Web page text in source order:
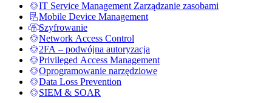
IT Service Management Zarządzanie zasobami
Mobile Device Management
Szyfrowanie
Network Access Control
2FA – podwójna autoryzacja
Privileged Access Management
Oprogramowanie narzędziowe
Data Loss Prevention
SIEM & SOAR